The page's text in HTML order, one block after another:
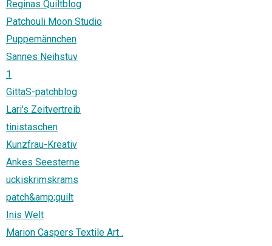
Reginas Quiltblog
Patchouli Moon Studio
Puppemännchen
Sannes Neihstuv
1
GittaS-patchblog
Lari's Zeitvertreib
tinistaschen
Kunzfrau-Kreativ
Ankes Seesterne
uckiskrimskrams
patch&amp;quilt
Inis Welt
Marion Caspers Textile Art .